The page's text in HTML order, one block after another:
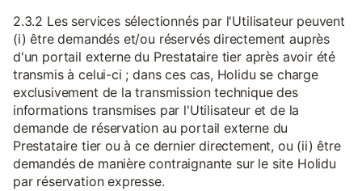
2.3.2 Les services sélectionnés par l'Utilisateur peuvent
(i) être demandés et/ou réservés directement auprès
d'un portail externe du Prestataire tier après avoir été
transmis à celui-ci ; dans ces cas, Holidu se charge
exclusivement de la transmission technique des
informations transmises par l'Utilisateur et de la
demande de réservation au portail externe du
Prestataire tier ou à ce dernier directement, ou (ii) être
demandés de manière contraignante sur le site Holidu
par réservation expresse.